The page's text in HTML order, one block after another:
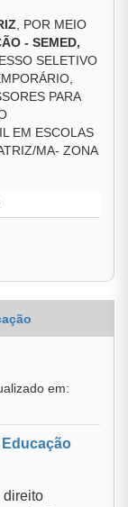
, POR MEIO
- SEMED,
SELETIVO
PARA
EM ESCOLAS
MA- ZONA
em:
direito